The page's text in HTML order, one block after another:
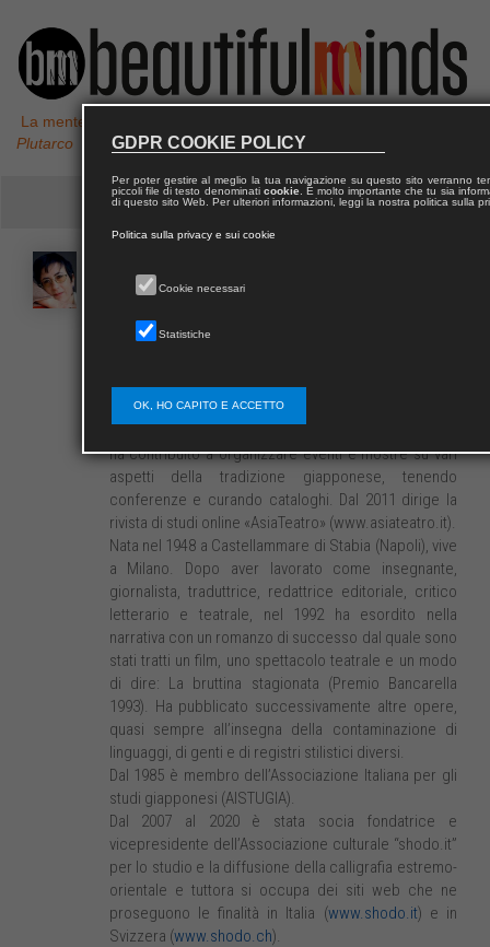
La mente non è un vaso da riempire, ma un fuoco da accendere,
Plutarco
Carmen
Carmen Covito, scrittrice e traduttrice, si occupa di
con un focus particolare sul teatro. Tra il 1981 e il
1985 ha partecipato all’organizzazione delle tournée
in Italia del kabuki di Ichikawa Ennosuke III. In seguito
ha contribuito a organizzare eventi e mostre su vari
aspetti della tradizione giapponese, tenendo
conferenze e curando cataloghi. Dal 2011 dirige la
rivista di studi online «AsiaTeatro» (www.asiateatro.it).
Nata nel 1948 a Castellammare di Stabia (Napoli), vive
a Milano. Dopo aver lavorato come insegnante,
giornalista, traduttrice, redattrice editoriale, critico
letterario e teatrale, nel 1992 ha esordito nella
narrativa con un romanzo di successo dal quale sono
stati tratti un film, uno spettacolo teatrale e un modo
di dire: La bruttina stagionata (Premio Bancarella
1993). Ha pubblicato successivamente altre opere,
quasi sempre all’insegna della contaminazione di
linguaggi, di genti e di registri stilistici diversi.
Dal 1985 è membro dell’Associazione Italiana per gli
studi giapponesi (AISTUGIA).
Dal 2007 al 2020 è stata socia fondatrice e
vicepresidente dell’Associazione culturale “shodo.it”
per lo studio e la diffusione della calligrafia estremo-
orientale e tuttora si occupa dei siti web che ne
proseguono le finalità in Italia (www.shodo.it) e in
Svizzera (www.shodo.ch).
GDPR COOKIE POLICY
Per poter gestire al meglio la tua navigazione su questo sito verranno
piccoli file di testo denominati cookie. È molto importante che tu sia
di questo sito Web. Per ulteriori informazioni, leggi la nostra politica sulla
Politica sulla privacy e sui cookie
Cookie necessari
Statistiche
OK, HO CAPITO E ACCETTO